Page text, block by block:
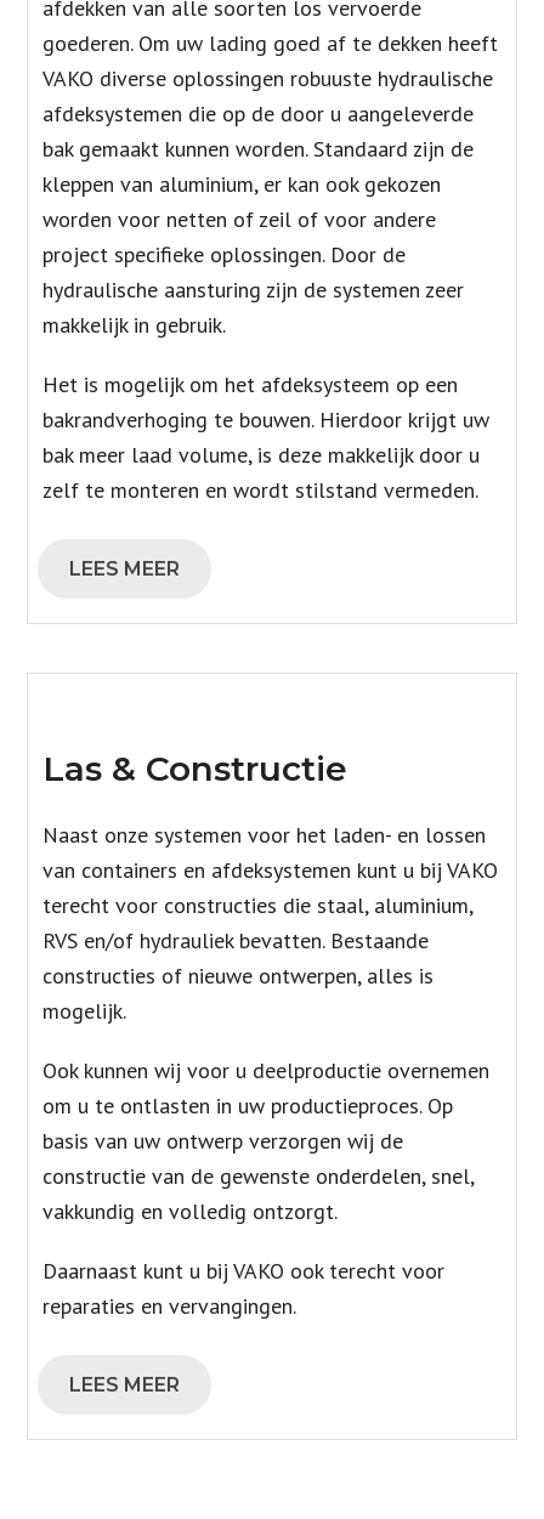
afdekken van alle soorten los vervoerde
goederen. Om uw lading goed af te dekken heeft
VAKO diverse oplossingen robuuste hydraulische
afdeksystemen die op de door u aangeleverde
bak gemaakt kunnen worden. Standaard zijn de
kleppen van aluminium, er kan ook gekozen
worden voor netten of zeil of voor andere
project specifieke oplossingen. Door de
hydraulische aansturing zijn de systemen zeer
makkelijk in gebruik.
Het is mogelijk om het afdeksysteem op een
bakrandverhoging te bouwen. Hierdoor krijgt uw
bak meer laad volume, is deze makkelijk door u
zelf te monteren en wordt stilstand vermeden.
LEES MEER
Las & Constructie
Naast onze systemen voor het laden- en lossen
van containers en afdeksystemen kunt u bij VAKO
terecht voor constructies die staal, aluminium,
RVS en/of hydrauliek bevatten. Bestaande
constructies of nieuwe ontwerpen, alles is
mogelijk.
Ook kunnen wij voor u deelproductie overnemen
om u te ontlasten in uw productieproces. Op
basis van uw ontwerp verzorgen wij de
constructie van de gewenste onderdelen, snel,
vakkundig en volledig ontzorgt.
Daarnaast kunt u bij VAKO ook terecht voor
reparaties en vervangingen.
LEES MEER